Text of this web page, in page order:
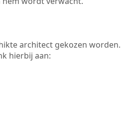
architect gekozen worden.
hierbij aan: